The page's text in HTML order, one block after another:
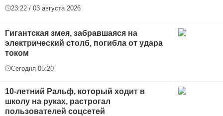
23:22 / 03 августа 2026
Гигантская змея, забравшаяся на
электрический столб, погибла от удара
током
Сегодня 05:20
10-летний Ральф, который ходит в
школу на руках, растрогал
пользователей соцсетей